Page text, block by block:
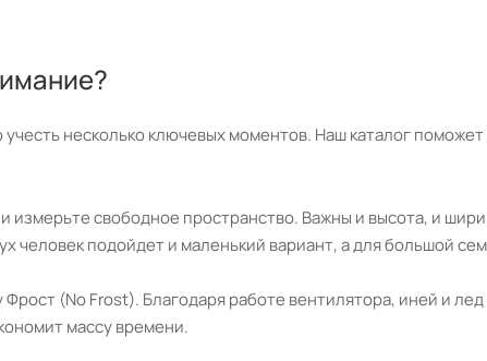
несколько ключевых моментов. Наш каталог
измерьте свободное пространство. Важны и высота, и
подойдет и маленький вариант, а для большой
(No Frost). Благодаря работе вентилятора, иней и
массу времени.